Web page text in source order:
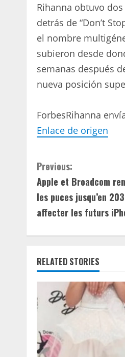
Rihanna obtuvo
detrás de “Don’t
el nombre
subieron desde
semanas después
nueva posición
ForbesRihanna
Enlace de origen
C
o
n
t
i
n
u
R
Previous:
Apple et Broadcom
les puces jusqu’en
affecter les futurs
RELATED STORIES